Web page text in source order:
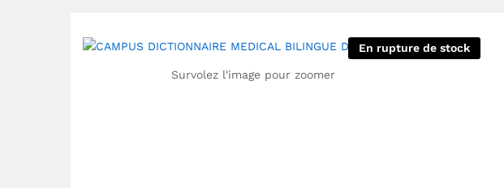
En rupture de stock
Survolez l'image pour zoomer